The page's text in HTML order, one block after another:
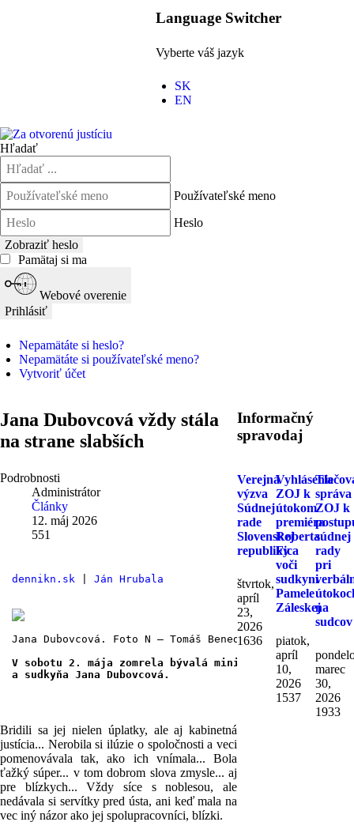
Language Switcher
Vyberte váš jazyk
SK
EN
Hľadať
Používateľské meno
Heslo
Zobraziť heslo
Pamätaj si ma
Webové overenie
Prihlásiť
Nepamätáte si heslo?
Nepamätáte si používateľské meno?
Vytvoriť účet
Jana Dubovcová vždy stála
na strane slabších
Podrobnosti
Administrátor
Články
12. máj 2026
551
dennikn.sk Ján Hrubala
Jana Dubovcová. Foto N – Tomáš Benedikovič
V sobotu 2. mája zomrela bývalá ministerka
a sudkyňa Jana Dubovcová.
Bridili sa jej nielen úplatky, ale aj kabinetná
justícia... Nerobila si ilúzie o spoločnosti a veci
pomenovávala tak, ako ich vnímala... Bola
ťažký súper... v tom dobrom slova zmysle... aj
pre blízkych... Vždy síce s noblesou, ale
nedávala si servítky pred ústa, ani keď mala na
vec iný názor ako jej spolupracovníci, blízki.
Informačný
spravodaj
Verejná
výzva
Súdnej
rade
Slovenskej
republiky
štvrtok,
apríl
23,
2026
1636
Vyhlásenie
ZOJ k
útokom
premiéra
Roberta
Fica
voči
sudkyni
Pamele
Záleskej
piatok,
apríl
10,
2026
1537
správa
ZOJ k
súdnej
rady
pri
na
sudcov
marec
30,
2026
1933